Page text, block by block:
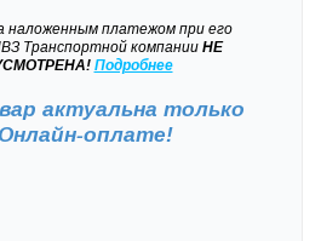
наложенным платежом при его
Транспортной компанииНЕ
Подробнее
актуальна только
Онлайн-оплате!